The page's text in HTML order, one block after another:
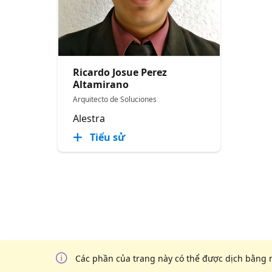
Ricardo Josue Perez
Altamirano
Arquitecto de Soluciones
Alestra
Tiểu sử
Các phần của trang này có thể được dịch bằng